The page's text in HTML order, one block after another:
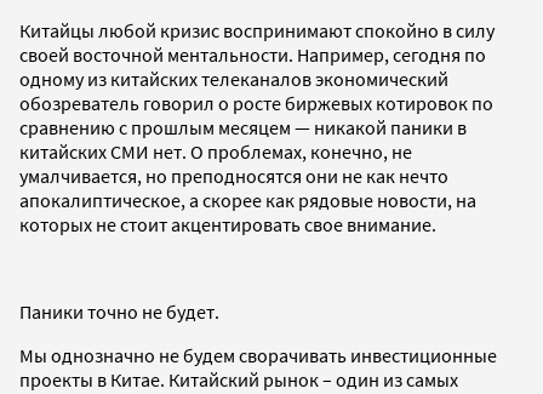
Китайцы любой кризис воспринимают спокойно в силу
своей восточной ментальности. Например, сегодня по
одному из китайских телеканалов экономический
обозреватель говорил о росте биржевых котировок по
сравнению с прошлым месяцем — никакой паники в
китайских СМИ нет. О проблемах, конечно, не
умалчивается, но преподносятся они не как нечто
апокалиптическое, а скорее как рядовые новости, на
которых не стоит акцентировать свое внимание.
Паники точно не будет.
Мы однозначно не будем сворачивать инвестиционные
проекты в Китае. Китайский рынок – один из самых